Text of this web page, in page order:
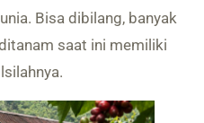
Bisa dibilang, banyak
saat ini memiliki